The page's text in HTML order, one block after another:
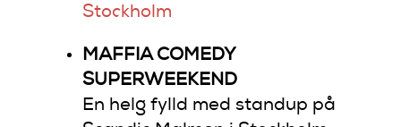
Stockholm
MAFFIA COMEDY
SUPERWEEKEND
En helg fylld med standup på